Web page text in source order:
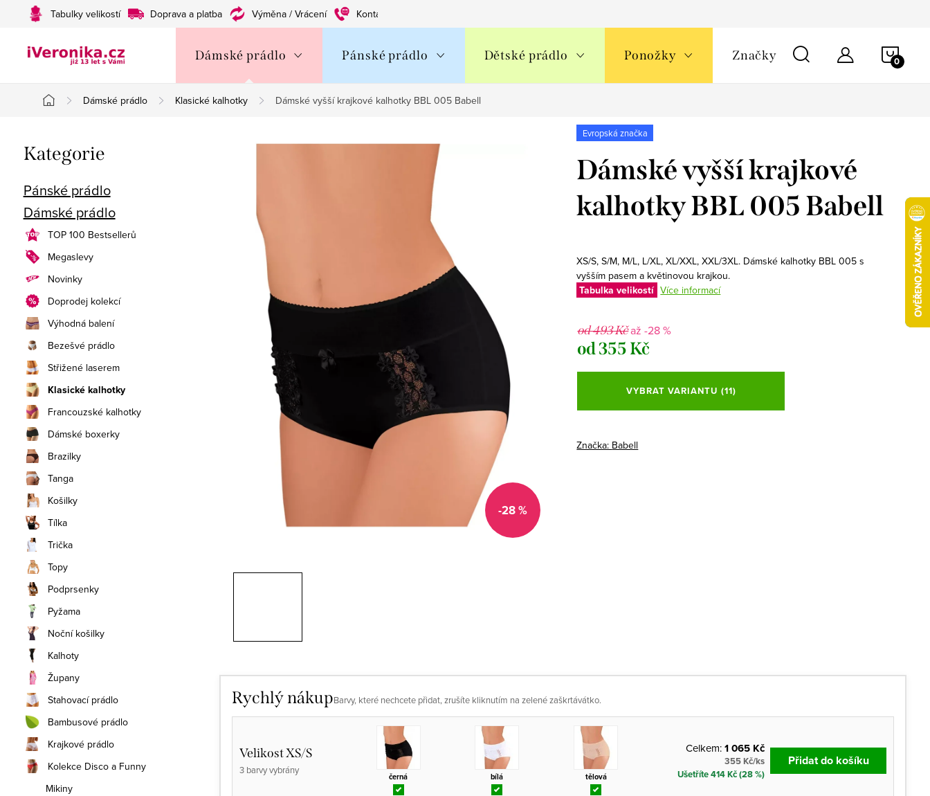
Tabulky velikostí Doprava a platba Výměna / Vrácení Kontakty
Dámské prádlo Pánské prádlo Dětské prádlo Ponožky Značky
Domů
Dámské prádlo Klasické kalhotky Dámské vyšší krajkové kalhotky BBL 005 Babell
o
s
t
r
a
n
n
í
p
a
n
e
l
Přeskočit
kategorie
Kategorie
Pánské prádlo
Dámské prádlo
TOP 100 Bestsellerů
Megaslevy
Novinky
Doprodej kolekcí
Výhodná balení
Bezešvé prádlo
Střižené laserem
Klasické kalhotky
Francouzské kalhotky
Dámské boxerky
Brazilky
Tanga
Košilky
Tílka
Trička
Topy
Podprsenky
Pyžama
Noční košilky
Kalhoty
Župany
Stahovací prádlo
Bambusové prádlo
Krajkové prádlo
Kolekce Disco a Funny
Mikiny
-28 %
Evropská značka
Dámské vyšší krajkové
kalhotky BBL 005 Babell
XS/S, S/M, M/L, L/XL, XL/XXL, XXL/3XL. Dámské kalhotky BBL 005 s
vyšším pasem a květinovou krajkou.
Tabulka velikostí Více informací
od 493 Kčaž -28 %
od355 Kč
Měrná
VYBRAT VARIANTU (11)
Značka: Babell
Rychlý nákupBarvy, které nechcete přidat, zrušíte kliknutím na zelené zaškrtávátko.
Velikost XS/S
3 barvy vybrány
černá bílá tělová
Celkem:1 065 Kč
355 Kč/ks
Ušetříte 414 Kč (28 %)
Přidat do košíku